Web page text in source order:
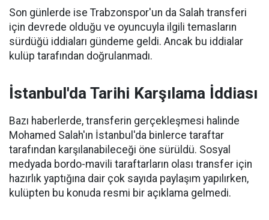
Son günlerde ise Trabzonspor'un da Salah transferi
için devrede olduğu ve oyuncuyla ilgili temasların
sürdüğü iddiaları gündeme geldi. Ancak bu iddialar
kulüp tarafından doğrulanmadı.
İstanbul'da Tarihi Karşılama İddiası
Bazı haberlerde, transferin gerçekleşmesi halinde
Mohamed Salah'ın İstanbul'da binlerce taraftar
tarafından karşılanabileceği öne sürüldü. Sosyal
medyada bordo-mavili taraftarların olası transfer için
hazırlık yaptığına dair çok sayıda paylaşım yapılırken,
kulüpten bu konuda resmi bir açıklama gelmedi.